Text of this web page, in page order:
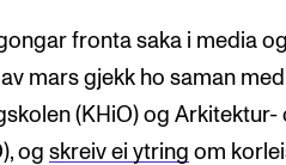
fronta saka i media
mars gjekk ho saman med
(KHiO) og Arkitektur-
og skreiv ei ytring om